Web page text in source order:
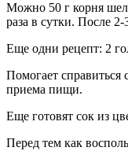
Можно 50 г корня
раза в сутки. После
Еще одни рецепт: 2
Помогает справиться
приема пищи.
Еще готовят сок из
Перед тем как